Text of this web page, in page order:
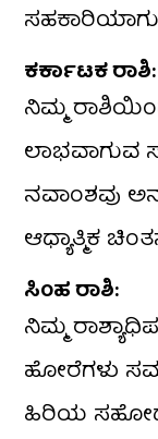
​ಕರ್ಕಾಟಕ ರಾಶಿ:
​ನಿಮ್ಮ
ಲಾಭವಾಗುವ
ನವಾಂಶವು
ಆಧ್ಯಾತ್ಮಿಕ
​ಸಿಂಹ ರಾಶಿ:
​ನಿಮ್ಮ
ಹೋರೆಗಳು
ಹಿರಿಯ